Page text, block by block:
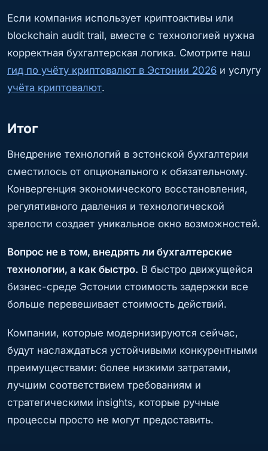
Если компания использует криптоактивы или
blockchain audit trail, вместе с технологией нужна
корректная бухгалтерская логика. Смотрите наш
гид по учёту криптовалют в Эстонии 2026 и услугу
учёта криптовалют.
Итог
Внедрение технологий в эстонской бухгалтерии
сместилось от опционального к обязательному.
Конвергенция экономического восстановления,
регулятивного давления и технологической
зрелости создает уникальное окно возможностей.
Вопрос не в том, внедрять ли бухгалтерские
технологии, а как быстро. В быстро движущейся
бизнес-среде Эстонии стоимость задержки все
больше перевешивает стоимость действий.
Компании, которые модернизируются сейчас,
будут наслаждаться устойчивыми конкурентными
преимуществами: более низкими затратами,
лучшим соответствием требованиям и
стратегическими insights, которые ручные
процессы просто не могут предоставить.